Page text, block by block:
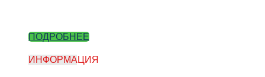
ПОДРОБНЕЕ
ИНФОРМАЦИЯ